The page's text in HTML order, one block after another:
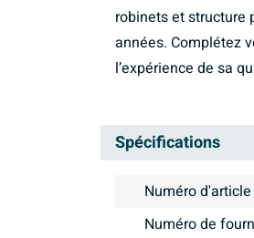
robinets et structure
années. Complétez
l’expérience de sa
Spécifications
Numéro d'article
Numéro de